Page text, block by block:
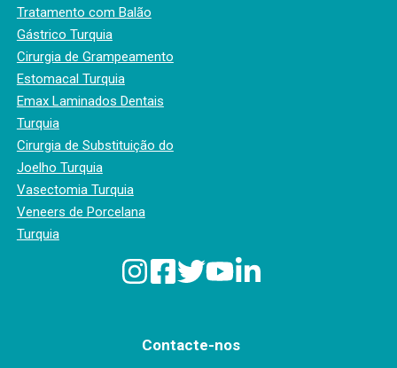
Tratamento com Balão
Gástrico Turquia
Cirurgia de Grampeamento
Estomacal Turquia
Emax Laminados Dentais
Turquia
Cirurgia de Substituição do
Joelho Turquia
Vasectomia Turquia
Veneers de Porcelana
Turquia
Contacte-nos